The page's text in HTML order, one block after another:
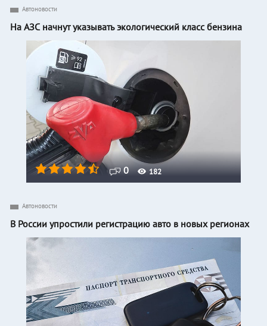
0 182
Автоновости
На АЗС начнут указывать экологический класс бензина
Автоновости
В России упростили регистрацию авто в новых регионах